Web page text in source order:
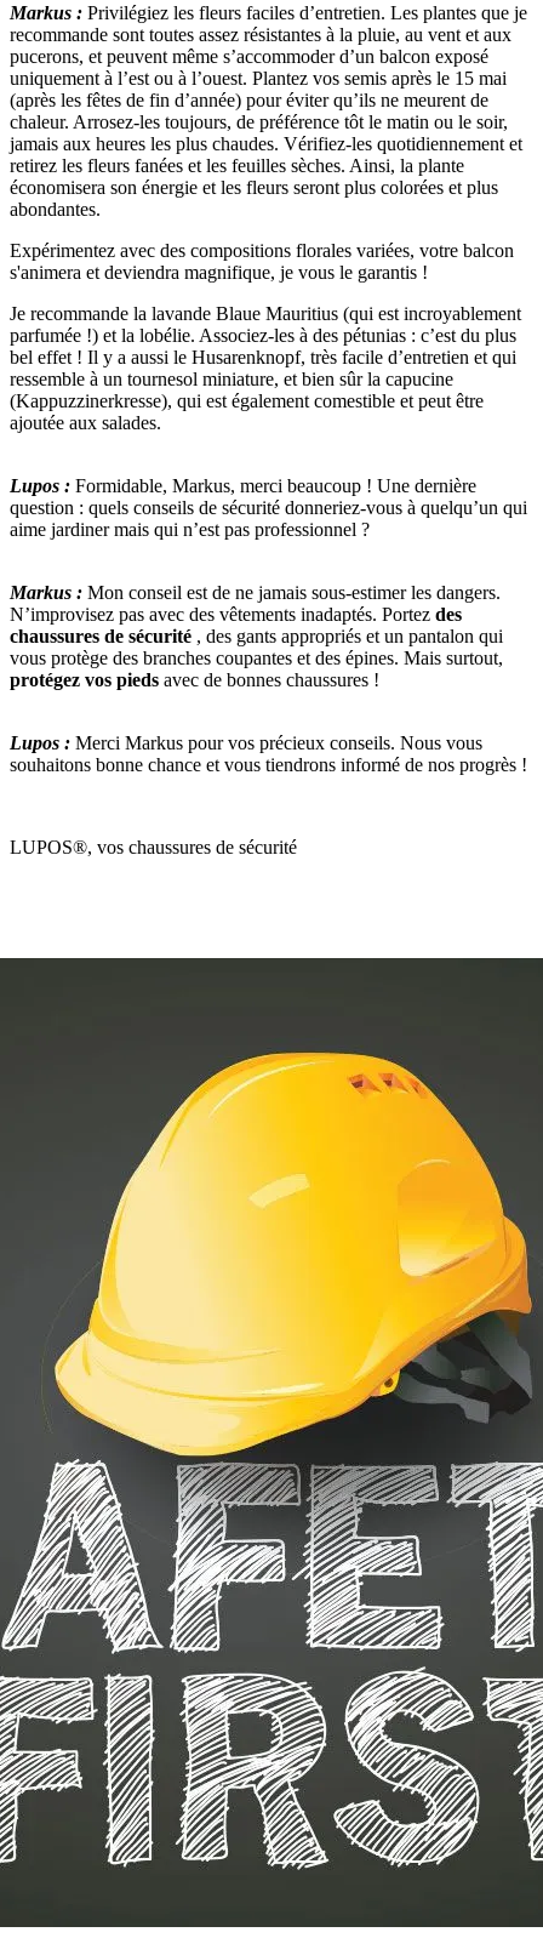
Markus : Privilégiez les fleurs faciles d’entretien. Les plantes que je
recommande sont toutes assez résistantes à la pluie, au vent et aux
pucerons, et peuvent même s’accommoder d’un balcon exposé
uniquement à l’est ou à l’ouest. Plantez vos semis après le 15 mai
(après les fêtes de fin d’année) pour éviter qu’ils ne meurent de
chaleur. Arrosez-les toujours, de préférence tôt le matin ou le soir,
jamais aux heures les plus chaudes. Vérifiez-les quotidiennement et
retirez les fleurs fanées et les feuilles sèches. Ainsi, la plante
économisera son énergie et les fleurs seront plus colorées et plus
abondantes.
Expérimentez avec des compositions florales variées, votre balcon
s'animera et deviendra magnifique, je vous le garantis !
Je recommande la lavande Blaue Mauritius (qui est incroyablement
parfumée !) et la lobélie. Associez-les à des pétunias : c’est du plus
bel effet ! Il y a aussi le Husarenknopf, très facile d’entretien et qui
ressemble à un tournesol miniature, et bien sûr la capucine
(Kappuzzinerkresse), qui est également comestible et peut être
ajoutée aux salades.
Lupos : Formidable, Markus, merci beaucoup ! Une dernière
question : quels conseils de sécurité donneriez-vous à quelqu’un qui
aime jardiner mais qui n’est pas professionnel ?
Markus : Mon conseil est de ne jamais sous-estimer les dangers.
N’improvisez pas avec des vêtements inadaptés. Portez des
chaussures de sécurité , des gants appropriés et un pantalon qui
vous protège des branches coupantes et des épines. Mais surtout,
protégez vos pieds avec de bonnes chaussures !
Lupos : Merci Markus pour vos précieux conseils. Nous vous
souhaitons bonne chance et vous tiendrons informé de nos progrès !
LUPOS®, vos chaussures de sécurité